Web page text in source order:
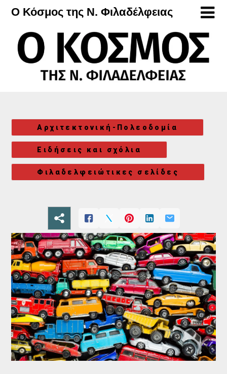
Μετάβαση
περιεχόμενο
Ο Κόσμος της Ν. Φιλαδέλφειας
Αρχιτεκτονική-Πολεοδομία
Ειδήσεις και σχόλια
Φιλαδελφειώτικες σελίδες